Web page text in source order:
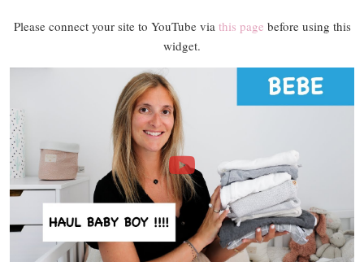
Please connect your site to YouTube via this page before using this
widget.